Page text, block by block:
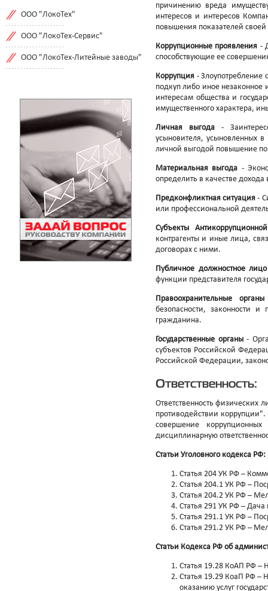
ООО "ЛокоТех"
ООО "ЛокоТех-Сервис"
ООО "ЛокоТех-Литейные заводы"
причинению вреда
интересов и интересов
повышения показателей своей
Коррупционные проявления -
способствующие ее
Коррупция -
подкуп либо иное
интересам общества и
имущественного характера,
Личная выгода -
усыновителя, усыновленных
личной выгодой повышение
Материальная выгода -
определить в качестве
Предконфликтная ситуация -
или профессиональной
Субъекты
контрагенты и иные лица,
договорах с ними.
Публичное должностное лицо
функции представителя
Правоохранительные органы
безопасности, законности
гражданина.
Государственные органы-
субъектов Российской
Российской Федерации,
Ответственность:
Ответственность физических
противодействии
совершение
дисциплинарную
Статьи Уголовного кодекса РФ:
Статья 204 УК РФ –
Статья 204.1 УК РФ –
Статья 204.2 УК РФ –
Статья 291 УК РФ – Дача
Статья 291.1 УК РФ –
Статья 291.2 УК РФ –
Статьи Кодекса РФ об
Статья 19.28 КоАП РФ –
Статья 19.29 КоаП РФ –
оказанию услуг